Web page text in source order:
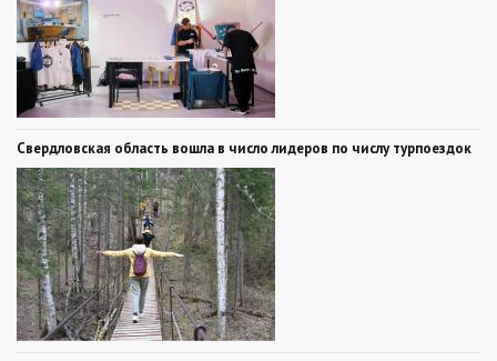
Свердловская область вошла в число лидеров по числу турпоездок